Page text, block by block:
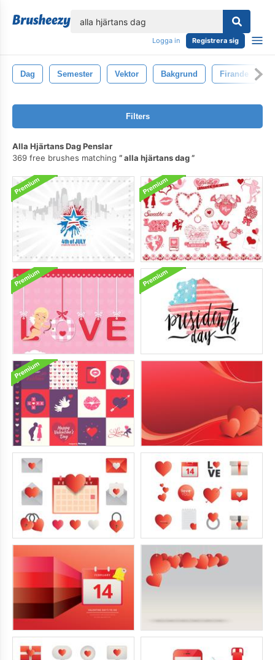
Logga in Registrera sig
Dag Semester Vektor Bakgrund Firande
Filters
Alla Hjärtans Dag Penslar
369 free brushes matching
alla hjärtans dag